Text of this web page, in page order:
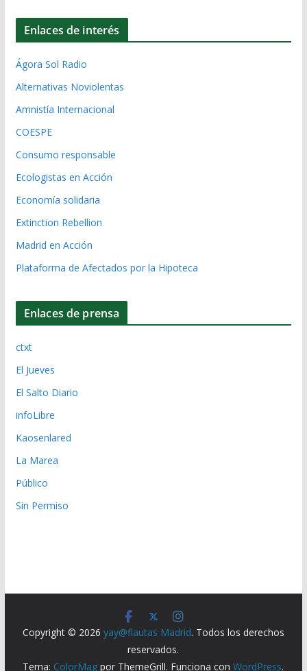
Enlaces de interés
Ágora Sol Radio
Alternativas Noviolentas
Amnistía Internacional
COESPE
Consumo responsable
Ecologistas en Acción
Economía solidaria
Extinction Rebellion
Madrid en Acción
Plataforma de Afectados por la Hipoteca
Enlaces de prensa
ctxt
El Jueves
El Salto Diario
infoLibre
Kaosenlared
La Marea
Público
Sin Permiso
Copyright © 2026 yay@flautas Madrid. Todos los derechos
reservados.
Tema: ColorMag por ThemeGrill. Funciona conWordPress.